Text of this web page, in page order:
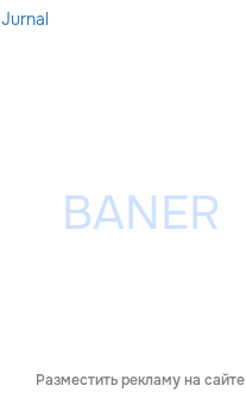
Jurnal
Разместить рекламу на сайте